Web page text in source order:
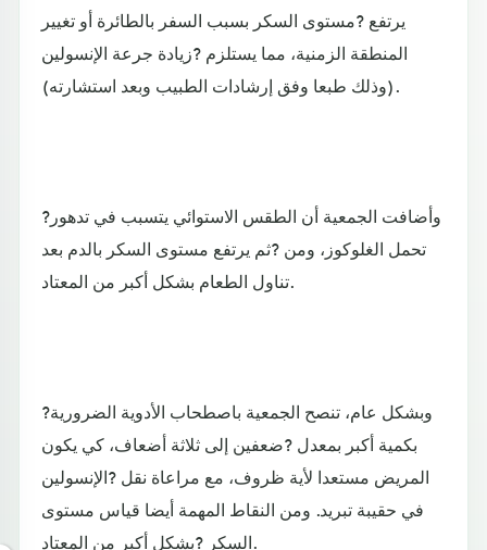
يرتفع ?مستوى السكر بسبب السفر بالطائرة أو تغيير
المنطقة الزمنية، مما يستلزم ?زيادة جرعة الإنسولين
(وذلك طبعا وفق إرشادات الطبيب وبعد استشارته).
?وأضافت الجمعية أن الطقس الاستوائي يتسبب في تدهور
تحمل الغلوكوز، ومن ?ثم يرتفع مستوى السكر بالدم بعد
تناول الطعام بشكل أكبر من المعتاد.
?وبشكل عام، تنصح الجمعية باصطحاب الأدوية الضرورية
بكمية أكبر بمعدل ?ضعفين إلى ثلاثة أضعاف، كي يكون
المريض مستعدا لأية ظروف، مع مراعاة نقل ?الإنسولين
في حقيبة تبريد. ومن النقاط المهمة أيضا قياس مستوى
السكر ?بشكل أكبر من المعتاد.